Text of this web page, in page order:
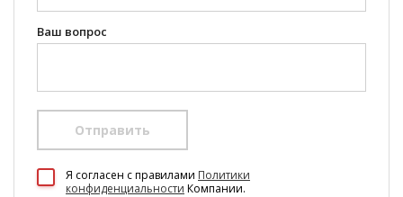
Ваш вопрос
Отправить
Я согласен c правилами Политики
конфиденциальности Компании.